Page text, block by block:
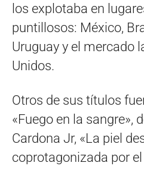
los explotaba en
puntillosos: México,
Uruguay y el mercado
Unidos.
Otros de sus títulos
«Fuego en la sangre»,
Cardona Jr, «La piel
coprotagonizada por